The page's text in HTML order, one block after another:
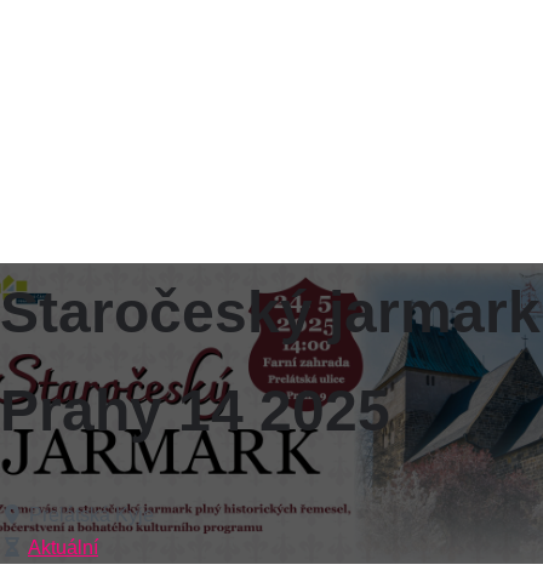
Staročeský jarmark
Prahy 14 2025
Prelátská Kyje
Aktuální